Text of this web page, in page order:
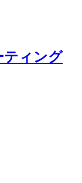
ティング